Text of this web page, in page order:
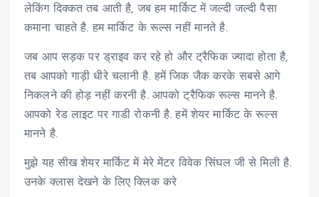
लेकिंग दिक्कत तब आती है, जब हम मार्किट में जल्दी जल्दी पैसा
कमाना चाहते है. हम मार्किट के रूल्स नहीं मानते है.
जब आप सड़क पर ड्राइव कर रहे हो और ट्रैफिक ज्यादा होता है,
तब आपको गाड़ी धीरे चलानी है. हमें जिक जैक करके सबसे आगे
निकलने की होड़ नहीं करनी है. आपको ट्रैफिक रूल्स मानने है.
आपको रेड लाइट पर गाडी रोकनी है. हमें शेयर मार्किट के रूल्स
मानने है.
मुझे यह सीख शेयर मार्किट में मेरे मेंटर विवेक सिंघल जी से मिली है.
उनके क्लास देखने के लिए क्लिक करे